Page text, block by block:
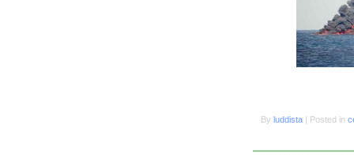
By luddista | Posted in